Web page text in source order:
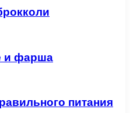
и фарша
питания